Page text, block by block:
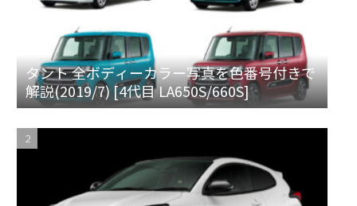
タント 全ボディーカラー写真を色番号付きで
解説(2019/7) [4代目 LA650S/660S]